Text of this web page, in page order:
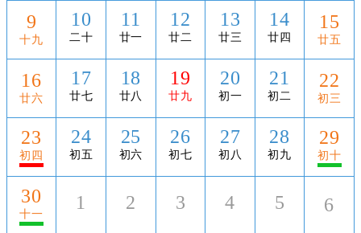
9
十九
10
二十
11
廿一
12
廿二
13
廿三
14
廿四
15
廿五
16
廿六
17
廿七
18
廿八
19
廿九
20
初一
21
初二
22
初三
23
初四
24
初五
25
初六
26
初七
27
初八
28
初九
29
初十
30
十一
1 2 3 4 5 6